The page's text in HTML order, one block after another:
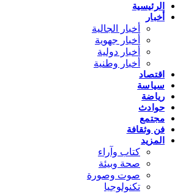
الرئيسية
أخبار
أخبار الجالية
أخبار جهوية
أخبار دولية
أخبار وطنية
اقتصاد
سياسة
رياضة
حوادث
مجتمع
فن وثقافة
المزيد
كتاب وآراء
صحة وبيئة
صوت وصورة
تكنولوجيا